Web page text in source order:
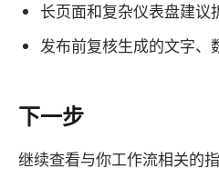
长页面和复杂仪表盘建议
发布前复核生成的文字、
下一步
继续查看与你工作流相关的指